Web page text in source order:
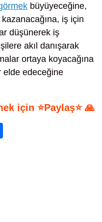
büyüyeceğine,
iş için
düşünerek iş
akıl danışarak
ortaya koyacağına
elde edeceğine
için ⭐Paylaş⭐ 🙏